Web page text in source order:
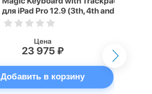
для iPad Pro 12.9 (3th, 4th and
5th generation) русская,
Цена
23 975 ₽
Добавить в корзину